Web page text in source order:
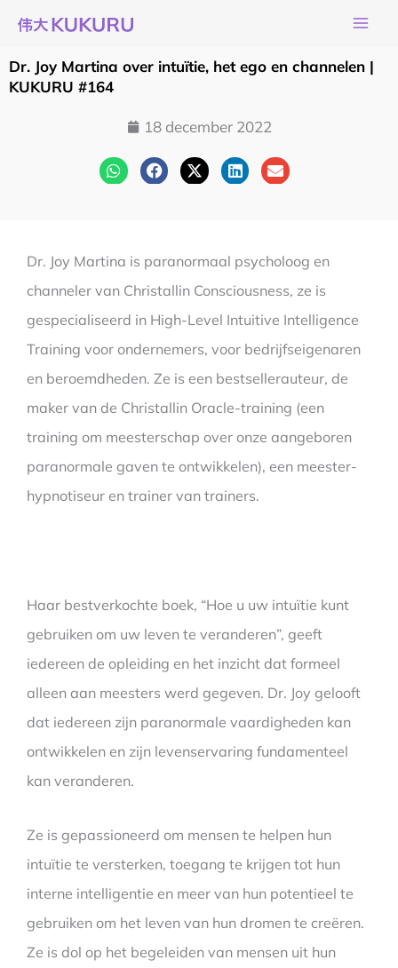
naar
de
inhoud
Dr. Joy Martina over intuïtie, het ego en channelen |
KUKURU #164
18 december 2022
Dr. Joy Martina is paranormaal psycholoog en
channeler van Christallin Consciousness, ze is
gespecialiseerd in High-Level Intuitive Intelligence
Training voor ondernemers, voor bedrijfseigenaren
en beroemdheden. Ze is een bestsellerauteur, de
maker van de Christallin Oracle-training (een
training om meesterschap over onze aangeboren
paranormale gaven te ontwikkelen), een meester-
hypnotiseur en trainer van trainers.
Haar bestverkochte boek, “Hoe u uw intuïtie kunt
gebruiken om uw leven te veranderen”, geeft
iedereen de opleiding en het inzicht dat formeel
alleen aan meesters werd gegeven. Dr. Joy gelooft
dat iedereen zijn paranormale vaardigheden kan
ontwikkelen en zijn levenservaring fundamenteel
kan veranderen.
Ze is gepassioneerd om mensen te helpen hun
intuïtie te versterken, toegang te krijgen tot hun
interne intelligentie en meer van hun potentieel te
gebruiken om het leven van hun dromen te creëren.
Ze is dol op het begeleiden van mensen uit hun